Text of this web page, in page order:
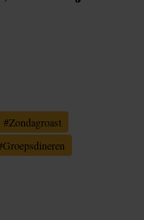
#Zondagroast
Groepsdineren